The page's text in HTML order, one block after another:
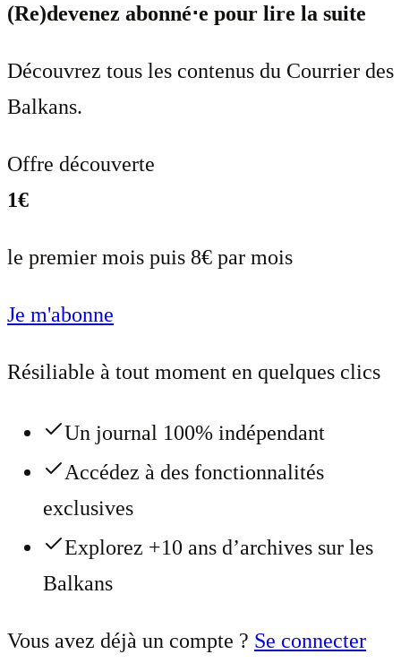
(Re)devenez abonné⋅e pour lire la suite
Découvrez tous les contenus du Courrier des
Balkans.
Offre découverte
1€
le premier mois puis 8€ par mois
Je m'abonne
Résiliable à tout moment en quelques clics
Un journal 100% indépendant
Accédez à des fonctionnalités
exclusives
Explorez +10 ans d’archives sur les
Balkans
Vous avez déjà un compte ? Se connecter